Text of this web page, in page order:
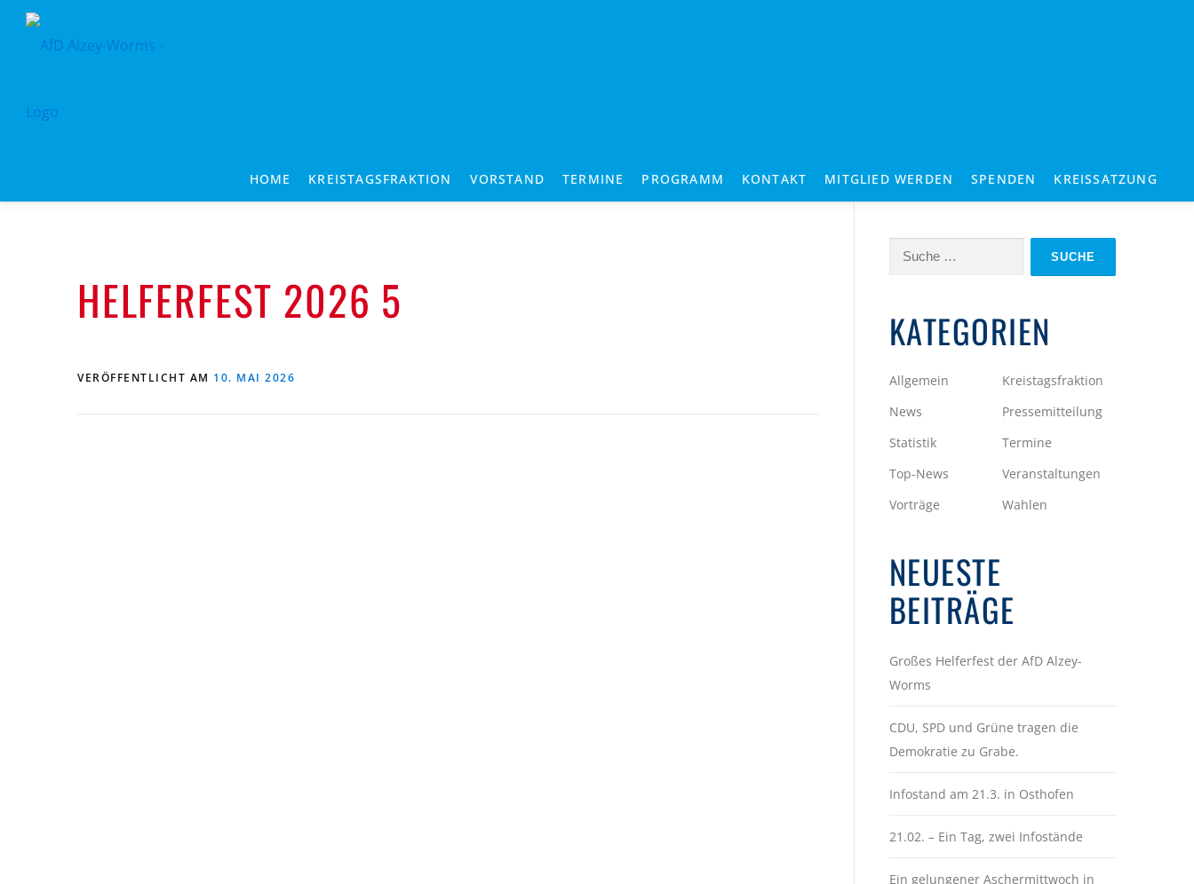
Zum
HOME KREISTAGSFRAKTION VORSTAND TERMINE PROGRAMM KONTAKT MITGLIED WERDEN SPENDEN KREISSATZUNG
HELFERFEST 2026 5
VERÖFFENTLICHT AM 10. MAI 2026
Suche
KATEGORIEN
Allgemein
Kreistagsfraktion
News
Pressemitteilung
Statistik
Termine
Top-News
Veranstaltungen
Vorträge
Wahlen
NEUESTE
BEITRÄGE
Großes Helferfest der AfD Alzey-
Worms
CDU, SPD und Grüne tragen die
Demokratie zu Grabe.
Infostand am 21.3. in Osthofen
21.02. – Ein Tag, zwei Infostände
Ein gelungener Aschermittwoch in